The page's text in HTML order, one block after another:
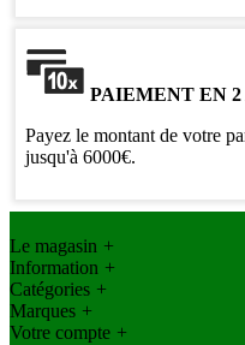
PAIEMENT EN 2
Payez le montant de votre
jusqu'à 6000€.
Le magasin +
Information +
Catégories +
Marques +
Votre compte +